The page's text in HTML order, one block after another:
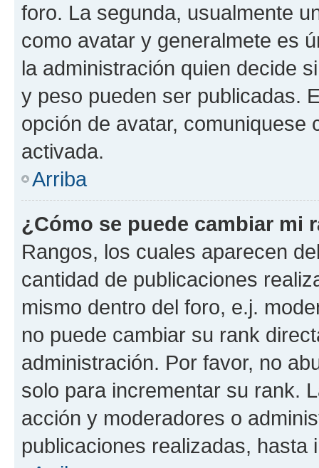
foro. La segunda, usualmente
como avatar y generalmete es
la administración quien decide
y peso pueden ser publicadas.
opción de avatar, comuniquese
activada.
Arriba
¿Cómo se puede cambiar mi
Rangos, los cuales aparecen
cantidad de publicaciones
mismo dentro del foro, e.j.
no puede cambiar su rank
administración. Por favor, no
solo para incrementar su rank.
acción y moderadores o
publicaciones realizadas, hasta